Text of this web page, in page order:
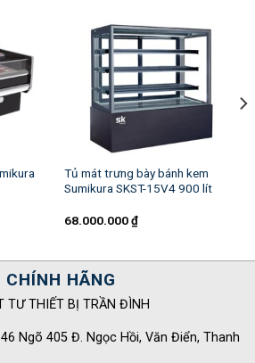
Tủ mát trưng bày bánh kem
Sumikura SKST-15V4 900 lít
68.000.000₫
HÃNG
TƯ THIẾT BỊ TRẦN ĐÌNH
Ngõ 405 Đ. Ngọc Hồi, Văn Điển, Thanh